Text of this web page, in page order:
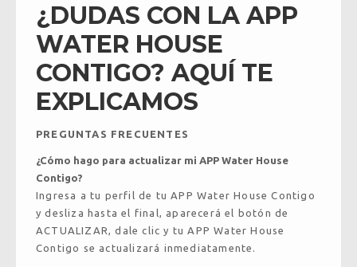
Water House Solutions
Borbotón
¿DUDAS CON LA APP
WATER HOUSE
CONTIGO? AQUÍ TE
EXPLICAMOS
PREGUNTAS FRECUENTES
¿Cómo hago para actualizar mi APP Water House
Contigo?
Ingresa a tu perfil de tu APP Water House Contigo
y desliza hasta el final, aparecerá el botón de
ACTUALIZAR, dale clic y tu APP Water House
Contigo se actualizará inmediatamente.